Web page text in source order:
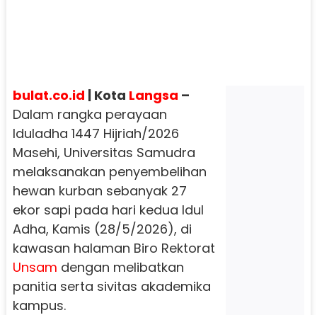
bulat.co.id | Kota Langsa –
Dalam rangka perayaan
Iduladha 1447 Hijriah/2026
Masehi, Universitas Samudra
melaksanakan penyembelihan
hewan kurban sebanyak 27
ekor sapi pada hari kedua Idul
Adha, Kamis (28/5/2026), di
kawasan halaman Biro Rektorat
Unsam dengan melibatkan
panitia serta sivitas akademika
kampus.